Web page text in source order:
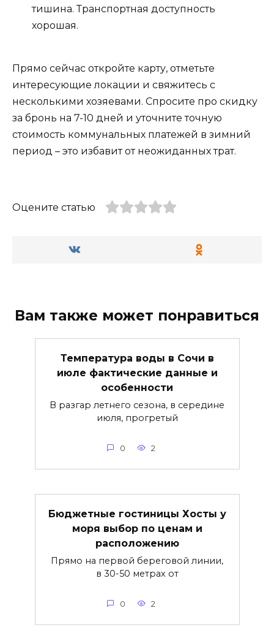
тишина. Транспортная доступность
хорошая.
Прямо сейчас откройте карту, отметьте
интересующие локации и свяжитесь с
несколькими хозяевами. Спросите про скидку
за бронь на 7-10 дней и уточните точную
стоимость коммунальных платежей в зимний
период – это избавит от неожиданных трат.
Оцените статью
Вам также может понравиться
Температура воды в Сочи в
июле фактические данные и
особенности
В разгар летнего сезона, в середине
июля, прогретый
0 2
Бюджетные гостиницы Хосты у
моря выбор по ценам и
расположению
Прямо на первой береговой линии,
в 30-50 метрах от
0 2